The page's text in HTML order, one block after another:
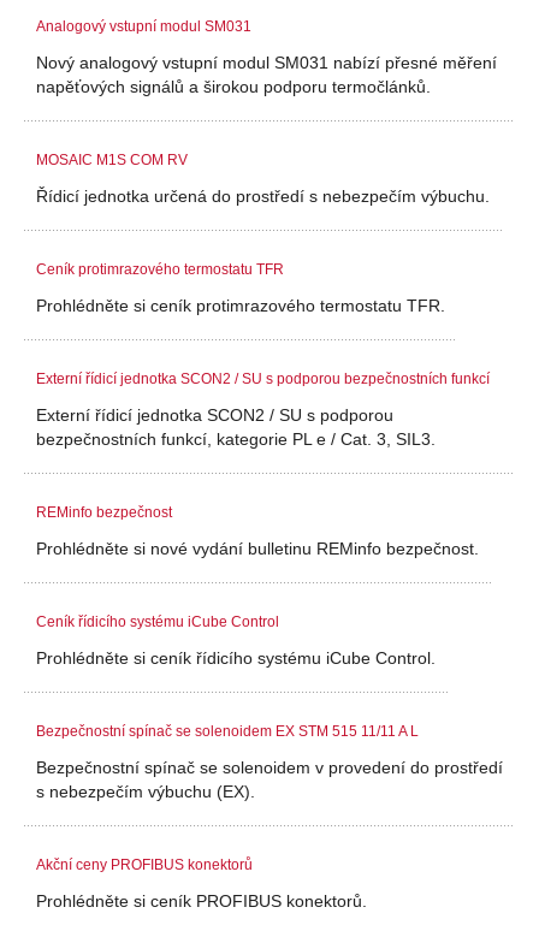
Analogový vstupní modul SM031
Nový analogový vstupní modul SM031 nabízí přesné měření
napěťových signálů a širokou podporu termočlánků.
MOSAIC M1S COM RV
Řídicí jednotka určená do prostředí s nebezpečím výbuchu.
Ceník protimrazového termostatu TFR
Prohlédněte si ceník protimrazového termostatu TFR.
Externí řídicí jednotka SCON2 / SU s podporou bezpečnostních funkcí
Externí řídicí jednotka SCON2 / SU s podporou
bezpečnostních funkcí, kategorie PL e / Cat. 3, SIL3.
REMinfo bezpečnost
Prohlédněte si nové vydání bulletinu REMinfo bezpečnost.
Ceník řídicího systému iCube Control
Prohlédněte si ceník řídicího systému iCube Control.
Bezpečnostní spínač se solenoidem EX STM 515 11/11 A L
Bezpečnostní spínač se solenoidem v provedení do prostředí
s nebezpečím výbuchu (EX).
Akční ceny PROFIBUS konektorů
Prohlédněte si ceník PROFIBUS konektorů.